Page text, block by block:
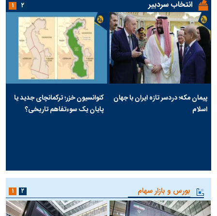
انتخاب سردبیر
پیمان مکه؛ دردسر تازه ایران با جهان
اسلام
کنوانسیون خزر؛ ترکمانچای جدید یا
پایان یک سوءتفاهم تاریخی؟
۱ ۲
بورس و بازار سهام ۱ ۲